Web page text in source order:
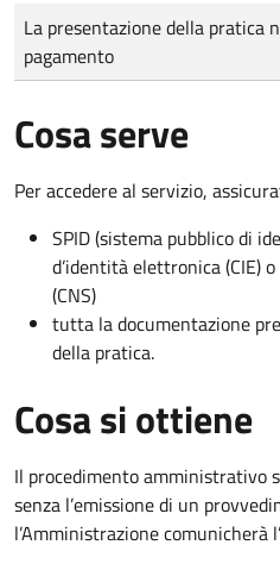
Tipo di pagamento
Importo
La presentazione della pratica
pagamento
Cosa serve
Per accedere al servizio,
SPID (sistema pubblico di
d’identità elettronica (CIE)
(CNS)
tutta la documentazione
della pratica.
Cosa si ottiene
Il procedimento amministrativo
senza l’emissione di un
l’Amministrazione comunicherà